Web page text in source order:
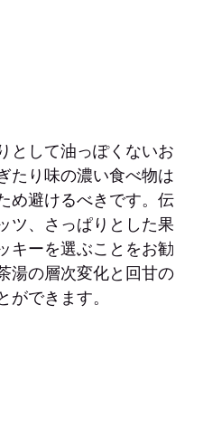
として油っぽくないお
たり味の濃い食べ物は
め避けるべきです。伝
ツ、さっぱりとした果
キーを選ぶことをお勧
湯の層次変化と回甘の
ができます。